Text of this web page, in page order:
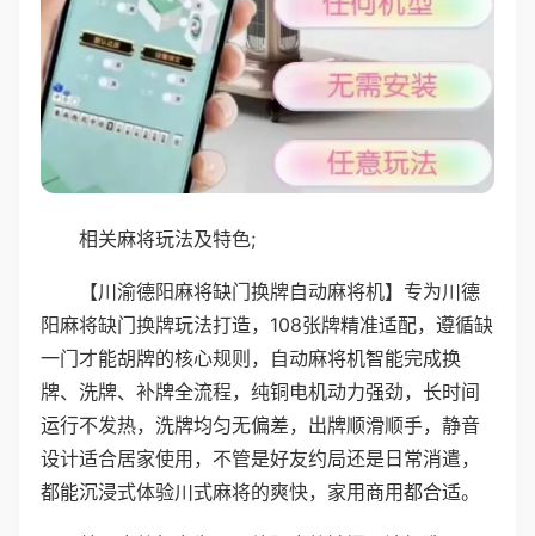
相关麻将玩法及特色;
【川渝德阳麻将缺门换牌自动麻将机】专为川德
阳麻将缺门换牌玩法打造，108张牌精准适配，遵循缺
一门才能胡牌的核心规则，自动麻将机智能完成换
牌、洗牌、补牌全流程，纯铜电机动力强劲，长时间
运行不发热，洗牌均匀无偏差，出牌顺滑顺手，静音
设计适合居家使用，不管是好友约局还是日常消遣，
都能沉浸式体验川式麻将的爽快，家用商用都合适。